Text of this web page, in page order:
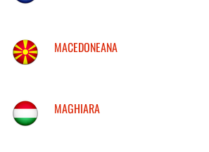
MACEDONEANA
MAGHIARA